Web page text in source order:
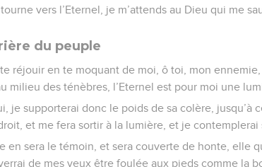
vers l’Eternel, je m’attends au Dieu qui me
du peuple
te réjouir en te moquant de moi, ô toi, mon
milieu des ténèbres, l’Eternel est pour moi une
je supporterai donc le poids de sa colère, jusqu’à
et me fera sortir à la lumière, et je
en sera le témoin, et sera couverte de honte, elle
de mes yeux être foulée aux pieds comme la